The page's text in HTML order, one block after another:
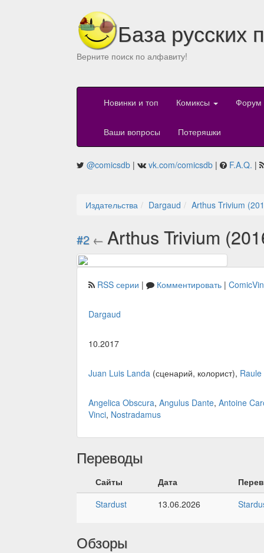
База русских
Верните поиск по алфавиту!
Новинки и топ Комиксы Форум
Ваши вопросы Потеряшки
@comicsdb | vk.com/comicsdb | F.A.Q. |
Издательства Dargaud Arthus Trivium
#2 ← Arthus Trivium
RSS серии | Комментировать |
Dargaud
10.2017
Juan Luis Landa (сценарий, колорист), Raule
Angelica Obscura, Angulus Dante, Antoine
Vinci, Nostradamus
Переводы
Сайты Дата
Stardust
13.06.2026
Обзоры